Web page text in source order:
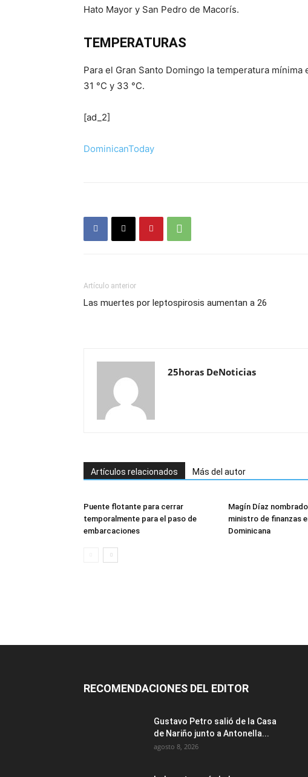
Hato Mayor y San Pedro de Macorís.
TEMPERATURAS
Para el Gran Santo Domingo la temperatura
31 °C y 33 °C.
[ad_2]
DominicanToday
Artículo anterior
Las muertes por leptospirosis aumentan a 26
25horas DeNoticias
Artículos relacionados Más del autor
Puente flotante para cerrar
temporalmente para el paso de
embarcaciones
Magín Díaz
ministro de finanzas
Dominicana
RECOMENDACIONES DEL EDITOR
Gustavo Petro salió de la Casa
de Nariño junto a Antonella...
agosto 8, 2026